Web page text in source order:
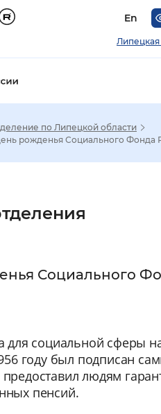
En
Липецкая
шрифта
Шрифт
Увеличенный
Цвет сайта
по Липецкой области
рожденья Социального Фонда
Социального
для социальной сферы
году был подписан
людям
пенсий.